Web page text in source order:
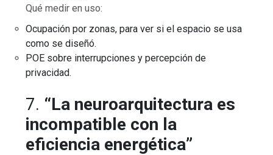
Qué medir en uso:
Ocupación por zonas, para ver si el espacio se usa
como se diseñó.
POE sobre interrupciones y percepción de
privacidad.
7. “La neuroarquitectura es
incompatible con la
eficiencia energética”